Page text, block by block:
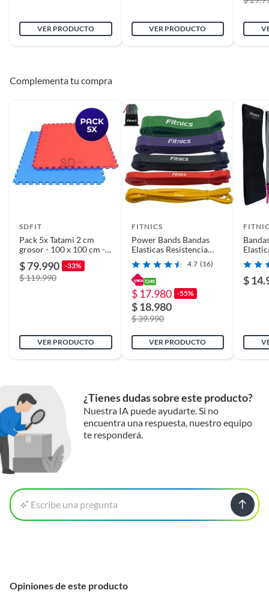
VER PRODUCTO VER PRODUCTO
Complementa tu compra
SDFIT
Pack 5x Tatami 2 cm
grosor - 100 x 100 cm -
$ 79.990 -33%
$ 119.990
VER PRODUCTO
FITNICS
Power Bands Bandas
Elasticas Resistencia
Fitnics Set 5 Latex4.7 (16)
$ 17.980 -55%
$ 18.980
$ 39.990
VER PRODUCTO
$
¿Tienes dudas sobre este producto?
Nuestra IA puede ayudarte. Si no
encuentra una respuesta, nuestro equipo
te responderá.
Escribe una pregunta
Opiniones de este producto